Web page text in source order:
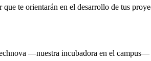
te orientarán en el desarrollo de tus
—nuestra incubadora en el